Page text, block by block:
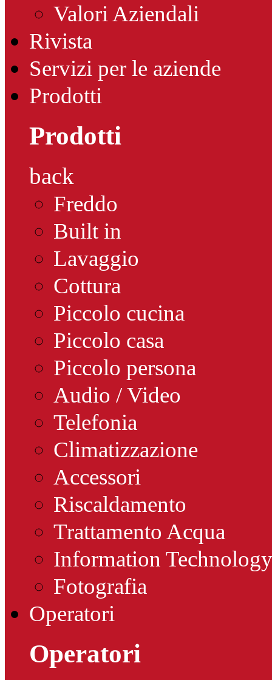
Valori Aziendali
Rivista
Servizi per le aziende
Prodotti
Prodotti
back
Freddo
Built in
Lavaggio
Cottura
Piccolo cucina
Piccolo casa
Piccolo persona
Audio / Video
Telefonia
Climatizzazione
Accessori
Riscaldamento
Trattamento Acqua
Information Technology
Fotografia
Operatori
Operatori